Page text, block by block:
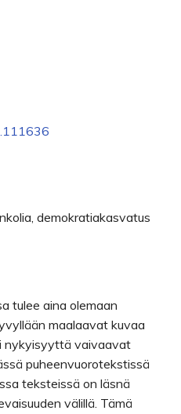
demokratiakasvatus
tulee aina olemaan
maalaavat kuvaa
nykyisyyttä vaivaavat
puheenvuorotekstissä
teksteissä on läsnä
välillä. Tämä